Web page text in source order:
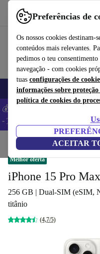
Preferências de
Os nossos cookies
conteúdos mais relevantes.
pedimos o teu
navegação - com cookies
tuas configurações de
informações sobre proteção
política de cookies do
ACEITAR
Use o refurbed de forma rápida
Telemóveis Computadores
💰 Poupa MAIS -5% em
- TC
Início Telemóveis e
Melhor oferta
iPhone 15 Pro Max
256 GB | Dual-SIM (eSIM,
titânio
(4,7/5)